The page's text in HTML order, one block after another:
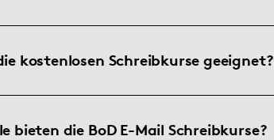
kostenlosen Schreibkurse geeignet?
bieten die BoD E-Mail Schreibkurse?